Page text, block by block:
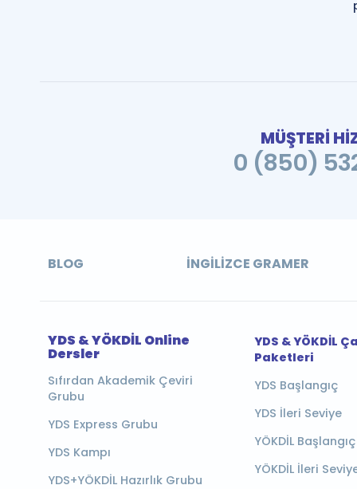
MÜŞTERİ
0 (850)
BLOG İNGILIZCE GRAMER
YDS & YÖKDİL Online
Dersler
Sıfırdan Akademik Çeviri
Grubu
YDS Express Grubu
YDS Kampı
YDS+YÖKDİL Hazırlık Grubu
YDS & YÖKDİL
Paketleri
YDS Başlangıç
YDS İleri Seviye
YÖKDİL Başlangıç
YÖKDİL İleri